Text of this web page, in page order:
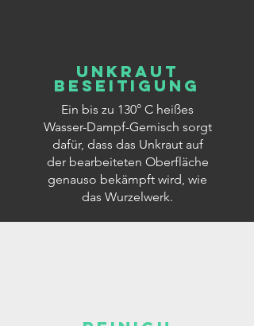
Unkraut
beseitigung
Ein bis zu 130° C heißes
Wasser-Dampf-Gemisch sorgt
dafür, dass das Unkraut auf
der bearbeiteten Oberfläche
genauso bekämpft wird, wie
das Wurzelwerk.